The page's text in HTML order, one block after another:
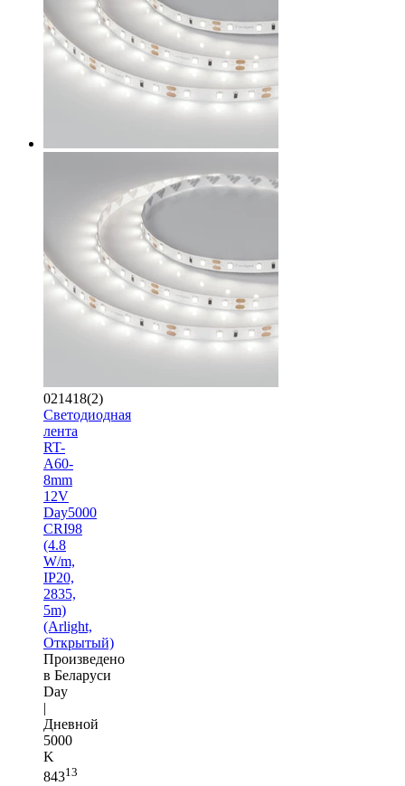
021418(2)
Светодиодная
лента
RT-
A60-
8mm
12V
Day5000
CRI98
(4.8
W/m,
IP20,
2835,
5m)
(Arlight,
Открытый)
Произведено
в Беларуси
Day
|
Дневной
5000
K
84313